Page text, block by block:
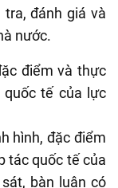
đánh giá và
nước.
điểm và thực
tế của lực
hình, đặc điểm
tác quốc tế của
bàn luận có